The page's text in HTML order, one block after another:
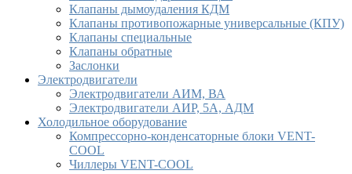
Клапаны дымоудаления КДМ
Клапаны противопожарные универсальные (КПУ)
Клапаны специальные
Клапаны обратные
Заслонки
Электродвигатели
Электродвигатели АИМ, ВА
Электродвигатели АИР, 5А, АДМ
Холодильное оборудование
Компрессорно-конденсаторные блоки VENT-
COOL
Чиллеры VENT-COOL